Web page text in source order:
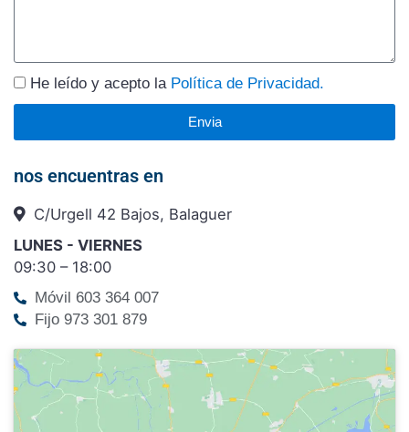
nos encuentras en
C/Urgell 42 Bajos, Balaguer
LUNES - VIERNES
09:30 – 18:00
Móvil 603 364 007
Fijo 973 301 879
He leído y acepto la Política de Privacidad.
Envia